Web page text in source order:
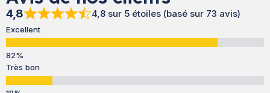
4,8 4,8 sur 5 étoiles (basé sur 73 avis)
Excellent
Très bon